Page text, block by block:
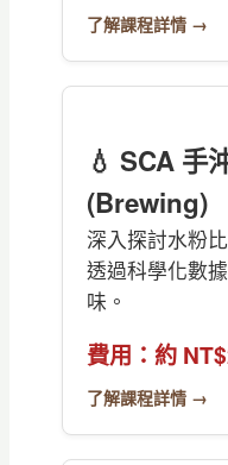
了解課程詳情 →
💧 SCA 手
(Brewing)
深入探討水粉
透過科學化數
味。
費用：約
了解課程詳情 →